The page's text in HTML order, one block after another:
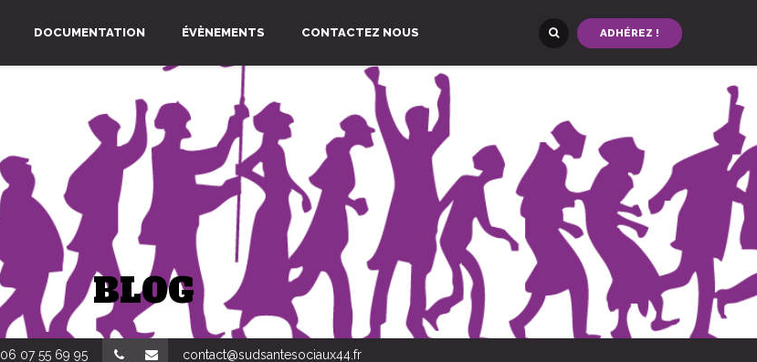
DOCUMENTATION ÉVÈNEMENTS CONTACTEZ NOUS ADHÉREZ !
BLOG
06 07 55 69 95 contact@sudsantesociaux44.fr